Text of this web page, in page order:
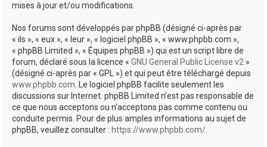
mises à jour et/ou modifications.
Nos forums sont développés par phpBB (désigné ci-après par
« ils », « eux », « leur », « logiciel phpBB », « www.phpbb.com »,
« phpBB Limited », « Équipes phpBB ») qui est un script libre de
forum, déclaré sous la licence « GNU General Public License v2 »
(désigné ci-après par « GPL ») et qui peut être téléchargé depuis
www.phpbb.com. Le logiciel phpBB facilite seulement les
discussions sur Internet. phpBB Limited n’est pas responsable de
ce que nous acceptons ou n’acceptons pas comme contenu ou
conduite permis. Pour de plus amples informations au sujet de
phpBB, veuillez consulter : https://www.phpbb.com/.